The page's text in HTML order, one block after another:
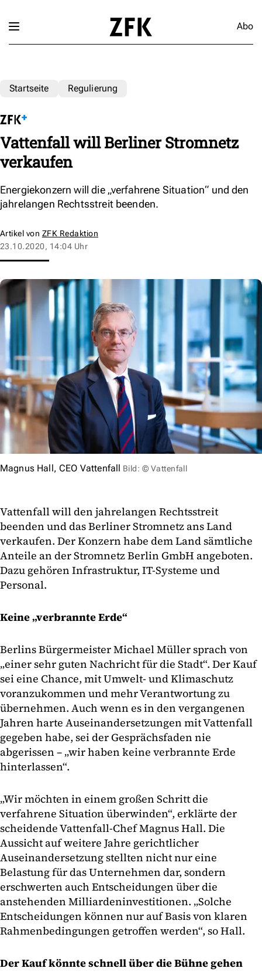
Abo
Startseite Regulierung
Vattenfall will Berliner Stromnetz
verkaufen
Energiekonzern will die „verfahrene Situation“ und den
jahrelangen Rechtsstreit beenden.
Artikel von ZFK Redaktion
23.10.2020, 14:04 Uhr
Magnus Hall, CEO Vattenfall Bild: © Vattenfall
Vattenfall will den jahrelangen Rechtsstreit
beenden und das Berliner Stromnetz ans Land
verkaufen. Der Konzern habe dem Land sämtliche
Anteile an der Stromnetz Berlin GmbH angeboten.
Dazu gehören Infrastruktur, IT-Systeme und
Personal.
Keine „verbrannte Erde“
Berlins Bürgermeister Michael Müller sprach von
„einer sehr guten Nachricht für die Stadt“. Der Kauf
sei eine Chance, mit Umwelt- und Klimaschutz
voranzukommen und mehr Verantwortung zu
übernehmen. Auch wenn es in den vergangenen
Jahren harte Auseinandersetzungen mit Vattenfall
gegeben habe, sei der Gesprächsfaden nie
abgerissen – „wir haben keine verbrannte Erde
hinterlassen“.
„Wir möchten in einem großen Schritt die
verfahrene Situation überwinden“, erklärte der
scheidende Vattenfall-Chef Magnus Hall. Die
Aussicht auf weitere Jahre gerichtlicher
Auseinandersetzung stellten nicht nur eine
Belastung für das Unternehmen dar, sondern
erschwerten auch Entscheidungen über die
anstehenden Milliardeninvestitionen. „Solche
Entscheidungen können nur auf Basis von klaren
Rahmenbedingungen getroffen werden“, so Hall.
Der Kauf könnte schnell über die Bühne gehen